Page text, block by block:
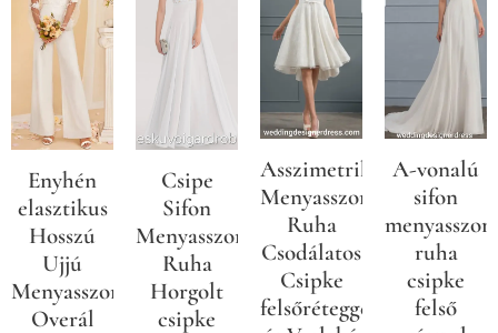
Enyhén
elasztikus
Hosszú
Ujjú
Menyasszonyi
Overál
Csipe
Sifon
Menyasszonyi/Alkalmi
Ruha
Horgolt
csipke
Asszimetrikus
Menyasszonyi
Ruha
Csodálatos
Csipke
felsőréteggel
A-vonalú
sifon
ruha
csipke
felső